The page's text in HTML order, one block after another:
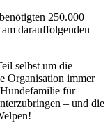
250.000
darauffolgenden
selbst um die
Organisation immer
für
– und die